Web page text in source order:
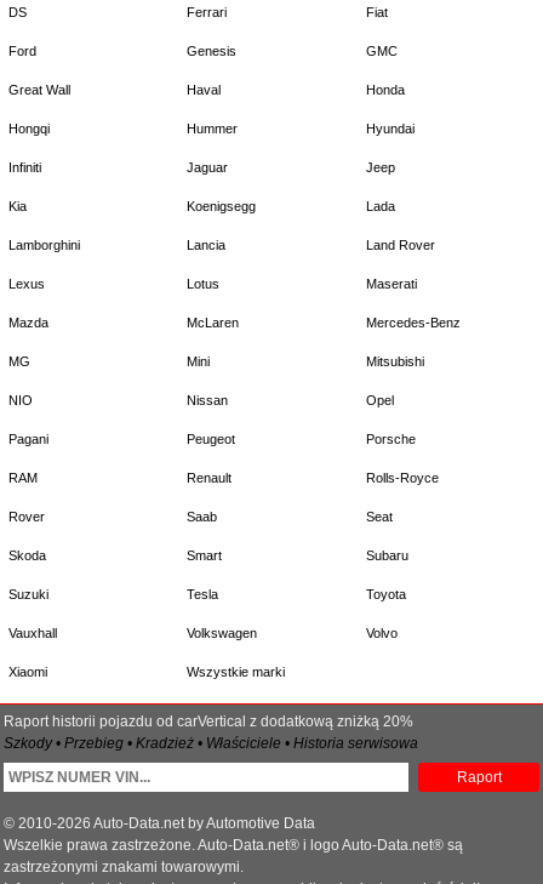
DS Ferrari Fiat
Ford Genesis GMC
Great Wall Haval Honda
Hongqi Hummer Hyundai
Infiniti Jaguar Jeep
Kia Koenigsegg Lada
Lamborghini Lancia Land Rover
Lexus Lotus Maserati
Mazda McLaren Mercedes-Benz
MG Mini Mitsubishi
NIO Nissan Opel
Pagani Peugeot Porsche
RAM Renault Rolls-Royce
Rover Saab Seat
Skoda Smart Subaru
Suzuki Tesla Toyota
Vauxhall Volkswagen Volvo
Xiaomi Wszystkie marki
Raport historii pojazdu od carVertical z dodatkową zniżką 20%
Szkody • Przebieg • Kradzież • Właściciele • Historia serwisowa
Raport
© 2010-2026 Auto-Data.net by Automotive Data
Wszelkie prawa zastrzeżone. Auto-Data.net® i logo Auto-Data.net® są
zastrzeżonymi znakami towarowymi.